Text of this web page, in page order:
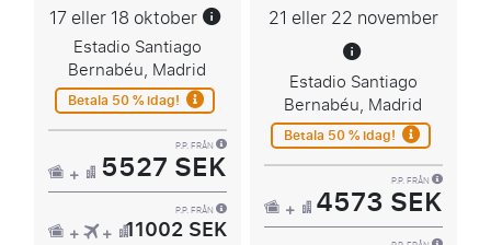
17 eller 18 oktober
Estadio Santiago
Bernabéu, Madrid
Betala 50 % idag!
P.P. FRÅN
5527 SEK
P.P. FRÅN
11002 SEK
21 eller 22 november
Estadio Santiago
Bernabéu, Madrid
Betala 50 % idag!
P.P. FRÅN
4573 SEK